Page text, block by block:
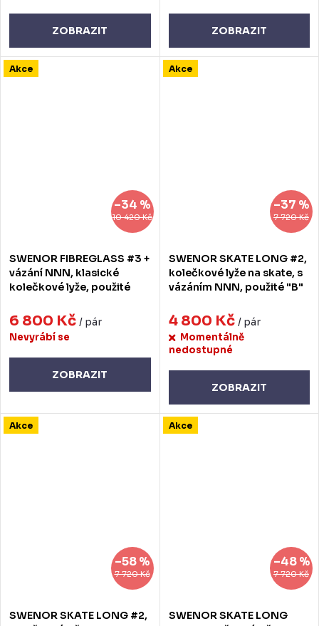
ZOBRAZIT ZOBRAZIT
Akce
10 420 Kč
–34 %
SWENOR FIBREGLASS #3 +
vázání NNN, klasické
kolečkové lyže, použité
6 800 Kč / pár
Nevyrábí se
ZOBRAZIT
Akce
7 720 Kč
–37 %
SWENOR SKATE LONG #2,
kolečkové lyže na skate, s
vázáním NNN, použité "B"
4 800 Kč / pár
Momentálně
nedostupné
ZOBRAZIT
Akce
7 720 Kč
–58 %
SWENOR SKATE LONG #2,
Akce
7 720 Kč
–48 %
SWENOR SKATE LONG